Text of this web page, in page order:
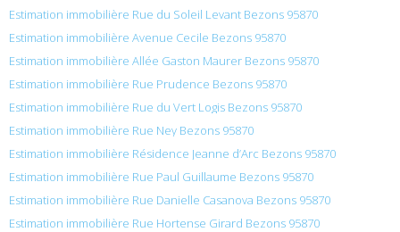
Estimation immobilière Rue du Soleil Levant Bezons 95870
Estimation immobilière Avenue Cecile Bezons 95870
Estimation immobilière Allée Gaston Maurer Bezons 95870
Estimation immobilière Rue Prudence Bezons 95870
Estimation immobilière Rue du Vert Logis Bezons 95870
Estimation immobilière Rue Ney Bezons 95870
Estimation immobilière Résidence Jeanne d’Arc Bezons 95870
Estimation immobilière Rue Paul Guillaume Bezons 95870
Estimation immobilière Rue Danielle Casanova Bezons 95870
Estimation immobilière Rue Hortense Girard Bezons 95870